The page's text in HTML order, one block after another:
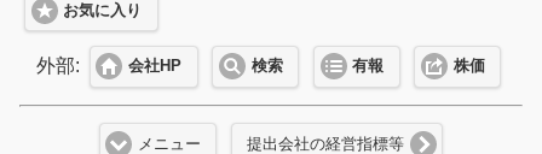
お気に入り
外部: 会社HP 検索 有報 株価
メニュー 提出会社の経営指標等